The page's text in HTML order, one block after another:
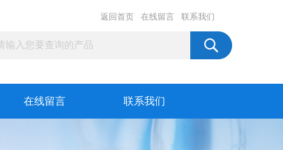
返回首页 在线留言 联系我们
在线留言 联系我们